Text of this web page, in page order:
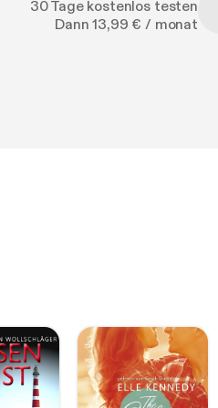
30 Tage kostenlos testen
Dann 13,99 € / monat